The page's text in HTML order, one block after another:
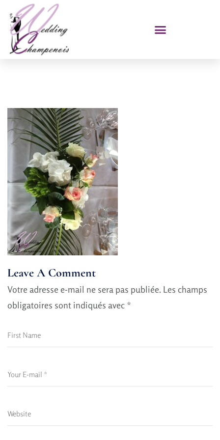
Leave A Comment
Votre adresse e-mail ne sera pas publiée. Les champs
obligatoires sont indiqués avec *